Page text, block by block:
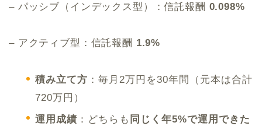
– パッシブ（インデックス型）：信託報酬 0.098%
– アクティブ型：信託報酬 1.9%
積み立て方 ：毎月2万円を30年間（元本は合計
720万円）
運用成績 ：どちらも 同じく年5%で運用できた